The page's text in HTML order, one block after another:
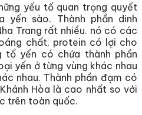
yếu tố quan trọng quyết
yến sào. Thành phần dinh
Trang rất nhiều. nó có các
chất, protein có lợi cho
tổ yến có chứa thành phần
yến ở từng vùng khác nhau
nhau. Thành phần đạm có
Hòa là cao nhất so với
trên toàn quốc.